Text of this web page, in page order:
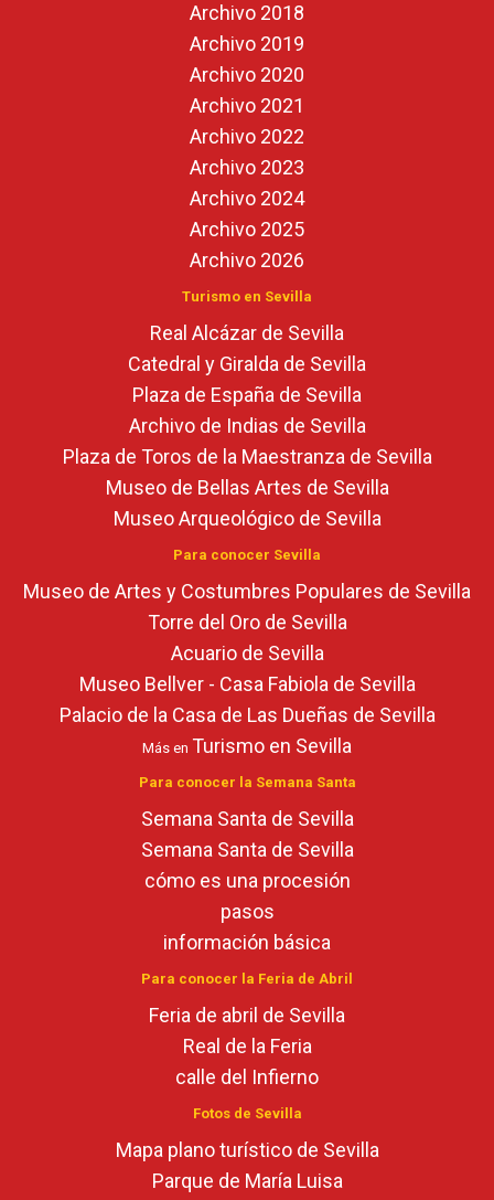
Archivo 2018
Archivo 2019
Archivo 2020
Archivo 2021
Archivo 2022
Archivo 2023
Archivo 2024
Archivo 2025
Archivo 2026
Turismo en Sevilla
Real Alcázar de Sevilla
Catedral y Giralda de Sevilla
Plaza de España de Sevilla
Archivo de Indias de Sevilla
Plaza de Toros de la Maestranza de Sevilla
Museo de Bellas Artes de Sevilla
Museo Arqueológico de Sevilla
Para conocer Sevilla
Museo de Artes y Costumbres Populares de Sevilla
Torre del Oro de Sevilla
Acuario de Sevilla
Museo Bellver - Casa Fabiola de Sevilla
Palacio de la Casa de Las Dueñas de Sevilla
Más en Turismo en Sevilla
Para conocer la Semana Santa
Semana Santa de Sevilla
Semana Santa de Sevilla
cómo es una procesión
pasos
información básica
Para conocer la Feria de Abril
Feria de abril de Sevilla
Real de la Feria
calle del Infierno
Fotos de Sevilla
Mapa plano turístico de Sevilla
Parque de María Luisa